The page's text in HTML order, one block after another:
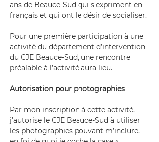
ans de Beauce-Sud qui s'expriment en
français et qui ont le désir de socialiser.
Pour une première participation à une
activité du département d’intervention
du CJE Beauce-Sud, une rencontre
préalable à l’activité aura lieu.
Autorisation pour photographies
Par mon inscription à cette activité,
j’autorise le CJE Beauce-Sud à utiliser
les photographies pouvant m’inclure,